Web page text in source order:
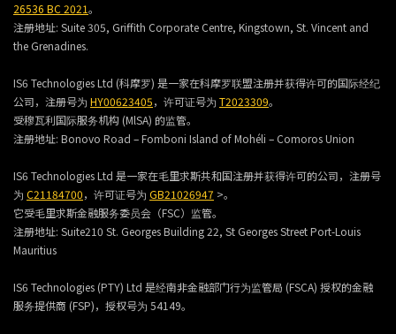
26536 BC 2021。
注册地址: Suite 305, Griffith Corporate Centre, Kingstown, St. Vincent and
the Grenadines.
IS6 Technologies Ltd (科摩罗) 是一家在科摩罗联盟注册并获得许可的国际经纪
公司，注册号为 HY00623405，许可证号为 T2023309。
受穆瓦利国际服务机构 (MlSA) 的监管。
注册地址: Bonovo Road – Fomboni Island of Mohéli – Comoros Union
IS6 Technologies Ltd 是一家在毛里求斯共和国注册并获得许可的公司，注册号
为 C21184700，许可证号为 GB21026947 >。
它受毛里求斯金融服务委员会（FSC）监管。
注册地址: Suite210 St. Georges Building 22, St Georges Street Port-Louis
Mauritius
IS6 Technologies (PTY) Ltd 是经南非金融部门行为监管局 (FSCA) 授权的金融
服务提供商 (FSP)，授权号为 54149。